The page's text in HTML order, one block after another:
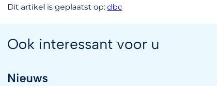
Dit artikel is geplaatst op: dbc
Ook interessant voor u
Nieuws